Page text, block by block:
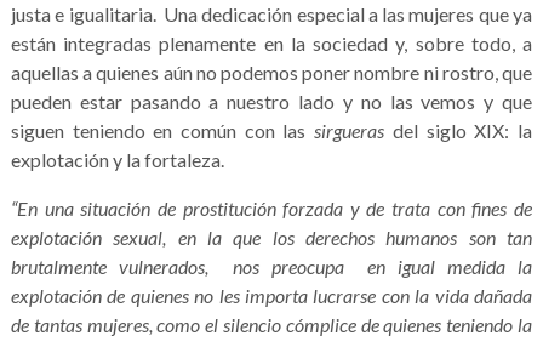
justa e igualitaria. Una dedicación especial a las mujeres que ya
están integradas plenamente en la sociedad y, sobre todo, a
aquellas a quienes aún no podemos poner nombre ni rostro, que
pueden estar pasando a nuestro lado y no las vemos y que
siguen teniendo en común con lassirgueras del siglo XIX: la
explotación y la fortaleza.
“En una situación de prostitución forzada y de trata con fines de
explotación sexual, en la que los derechos humanos son tan
brutalmente vulnerados, nos preocupa en igual medida la
explotación de quienes no les importa lucrarse con la vida dañada
de tantas mujeres, como el silencio cómplice de quienes teniendo la